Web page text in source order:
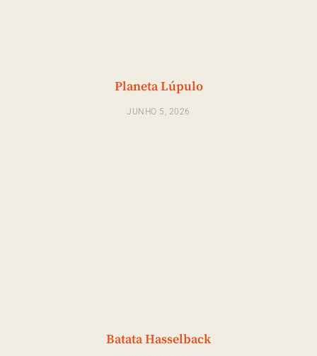
Planeta Lúpulo
JUNHO 5, 2026
Batata Hasselback